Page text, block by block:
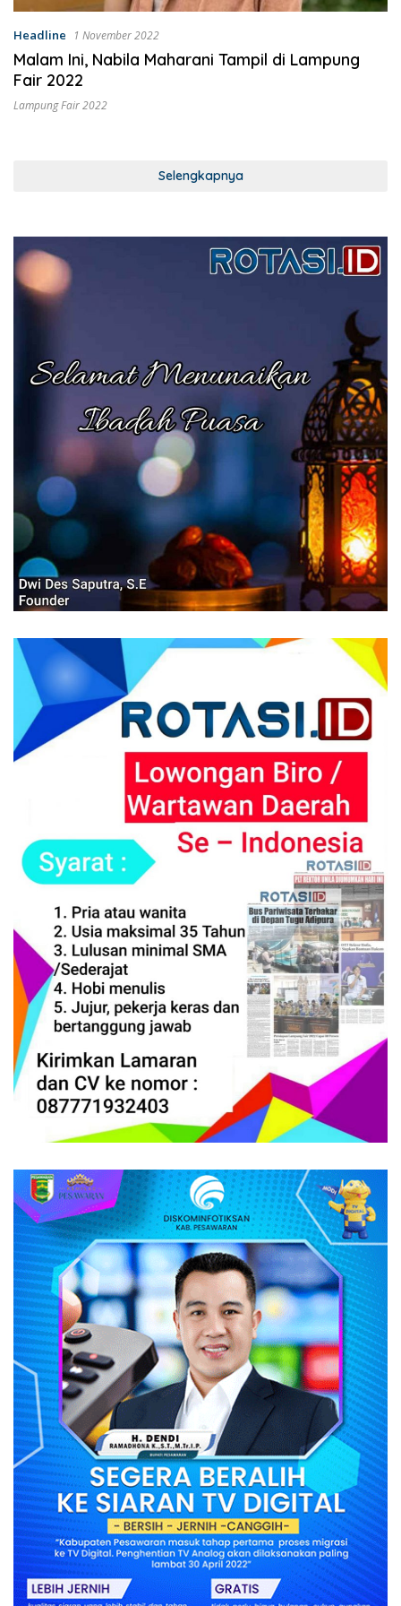
Headline 1 November 2022
Malam Ini, Nabila Maharani Tampil di Lampung
Fair 2022
Lampung Fair 2022
Selengkapnya